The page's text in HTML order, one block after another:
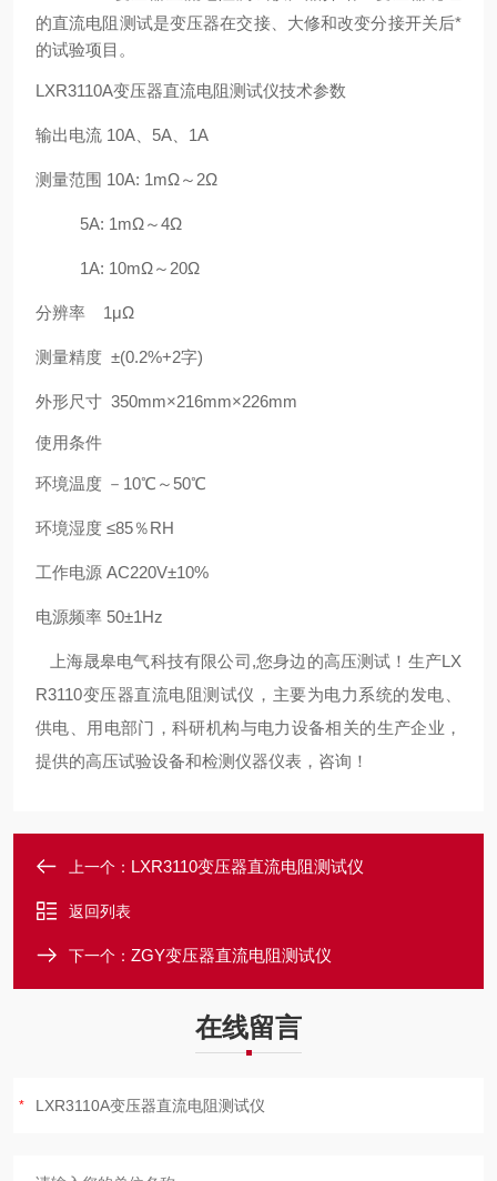
的直流电阻测试是变压器在交接、大修和改变分接开关后*
的试验项目。
LXR3110A变压器直流电阻测试仪技术参数
输出电流 10A、5A、1A
测量范围 10A: 1mΩ～2Ω
5A: 1mΩ～4Ω
1A: 10mΩ～20Ω
分辨率 1μΩ
测量精度 ±(0.2%+2字)
外形尺寸 350mm×216mm×226mm
使用条件
环境温度 －10℃～50℃
环境湿度 ≤85％RH
工作电源 AC220V±10%
电源频率 50±1Hz
上海晟皋电气科技有限公司,您身边的高压测试！生产LX
R3110变压器直流电阻测试仪，主要为电力系统的发电、
供电、用电部门，科研机构与电力设备相关的生产企业，
提供的高压试验设备和检测仪器仪表，咨询！
上一个： LXR3110变压器直流电阻测试仪
返回列表
下一个： ZGY变压器直流电阻测试仪
在线留言